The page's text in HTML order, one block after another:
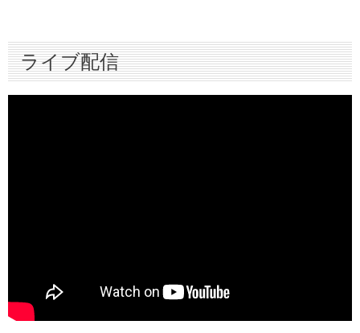
ハイライト
インタビュー
ライブ配信